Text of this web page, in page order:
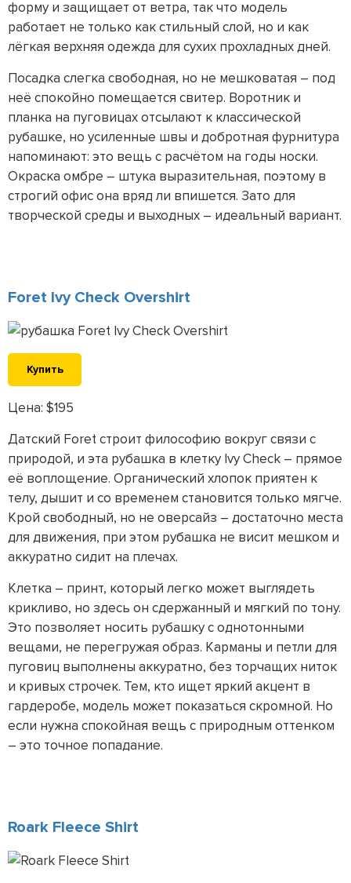
форму и защищает от ветра, так что модель
работает не только как стильный слой, но и как
лёгкая верхняя одежда для сухих прохладных дней.
Посадка слегка свободная, но не мешковатая – под
неё спокойно помещается свитер. Воротник и
планка на пуговицах отсылают к классической
рубашке, но усиленные швы и добротная фурнитура
напоминают: это вещь с расчётом на годы носки.
Окраска омбре – штука выразительная, поэтому в
строгий офис она вряд ли впишется. Зато для
творческой среды и выходных – идеальный вариант.
Foret Ivy Check Overshirt
Купить
Цена: $195
Датский Foret строит философию вокруг связи с
природой, и эта рубашка в клетку Ivy Check – прямое
её воплощение. Органический хлопок приятен к
телу, дышит и со временем становится только мягче.
Крой свободный, но не оверсайз – достаточно места
для движения, при этом рубашка не висит мешком и
аккуратно сидит на плечах.
Клетка – принт, который легко может выглядеть
крикливо, но здесь он сдержанный и мягкий по тону.
Это позволяет носить рубашку с однотонными
вещами, не перегружая образ. Карманы и петли для
пуговиц выполнены аккуратно, без торчащих ниток
и кривых строчек. Тем, кто ищет яркий акцент в
гардеробе, модель может показаться скромной. Но
если нужна спокойная вещь с природным оттенком
– это точное попадание.
Roark Fleece Shirt